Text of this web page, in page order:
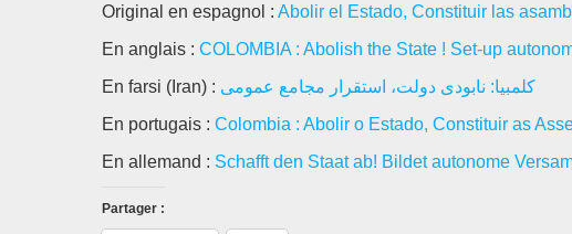
Original en espagnol : Abolir el Estado, Constituir las
En anglais : COLOMBIA : Abolish the State ! Set-up
En farsi (Iran) : کلمبیا: نابودی دولت، استقرار مجامع عمومی
En portugais : Colombia : Abolir o Estado, Constituir as
En allemand : Schafft den Staat ab! Bildet autonome
Partager :